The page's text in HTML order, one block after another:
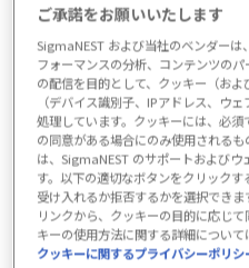
同、報告プロセスに
ネックといった課
いました。
最初の課題は、部
めのより良い方法
た。多くのプロジ
終わりになって、パ
ご承諾をお願いいたします
SigmaNEST および当社のベンダー
フォーマンスの分析、コンテンツの
の配信を目的として、クッキー（お
（デバイス識別子、IPアドレス、ウ
処理しています。クッキーには、必
の同意がある場合にのみ使用される
は、SigmaNEST のサポートおよび
す。以下の適切なボタンをクリック
受け入れるか拒否するかを選択できま
リンクから、クッキーの目的に応じ
キーの使用方法に関する詳細について
クッキーに関するプライバシーポリシ